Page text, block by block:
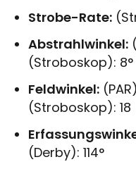
Strobe-Rate:
Abstrahlwinkel:
(Stroboskop): 8°
Feldwinkel:
(Stroboskop): 18
(Derby): 114°